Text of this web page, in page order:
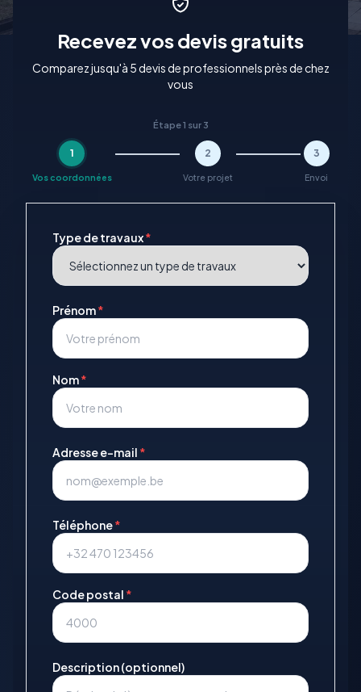
Recevez vos devis gratuits
Comparez jusqu'à 5 devis de professionnels près de chez
vous
Étape 1 sur 3
1
Vos coordonnées
2
Votre projet
3
Envoi
Type de travaux*
Prénom*
Nom*
Adresse e-mail *
Téléphone*
Code postal *
Description (optionnel)